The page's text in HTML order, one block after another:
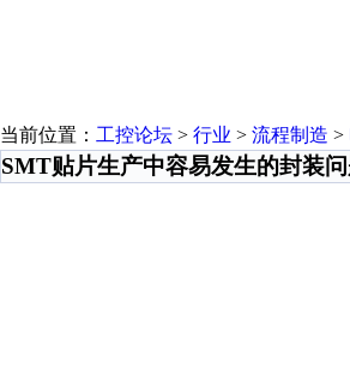
当前位置： 工控论坛 > 行业 > 流程制造 >
SMT贴片生产中容易发生的封装